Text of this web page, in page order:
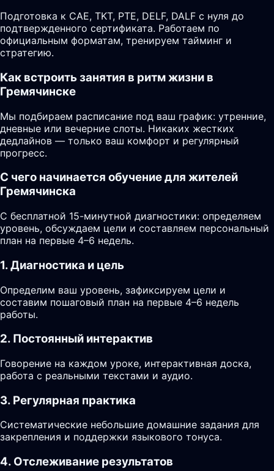
Подготовка к CAE, TKT, PTE, DELF, DALF с нуля до
подтвержденного сертификата. Работаем по
официальным форматам, тренируем тайминг и
стратегию.
Как встроить занятия в ритм жизни в
Гремячинске
Мы подбираем расписание под ваш график: утренние,
дневные или вечерние слоты. Никаких жестких
дедлайнов — только ваш комфорт и регулярный
прогресс.
С чего начинается обучение для жителей
Гремячинска
С бесплатной 15-минутной диагностики: определяем
уровень, обсуждаем цели и составляем персональный
план на первые 4–6 недель.
1. Диагностика и цель
Определим ваш уровень, зафиксируем цели и
составим пошаговый план на первые 4–6 недель
работы.
2. Постоянный интерактив
Говорение на каждом уроке, интерактивная доска,
работа с реальными текстами и аудио.
3. Регулярная практика
Систематические небольшие домашние задания для
закрепления и поддержки языкового тонуса.
4. Отслеживание результатов